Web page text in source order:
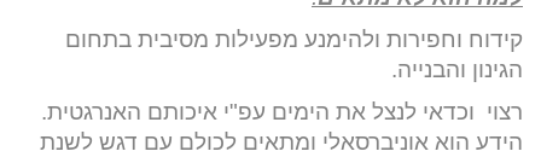
קידוח וחפירות ולהימנע מפעילות מסיבית בתחום
הגינון והבנייה.
רצוי וכדאי לנצל את הימים עפ"י איכותם האנרגטית.
הידע הוא אוניברסאלי ומתאים לכולם עם דגש לשנת